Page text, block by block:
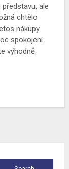
ale
chtělo
nákupy
spokojení.
výhodně.